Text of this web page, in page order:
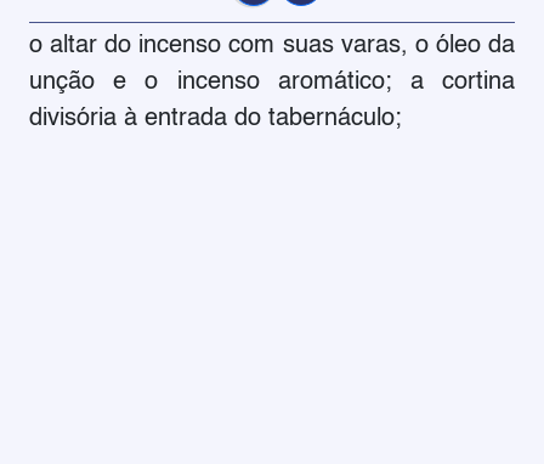
o altar do incenso com suas varas, o óleo da
unção e o incenso aromático; a cortina
divisória à entrada do tabernáculo;